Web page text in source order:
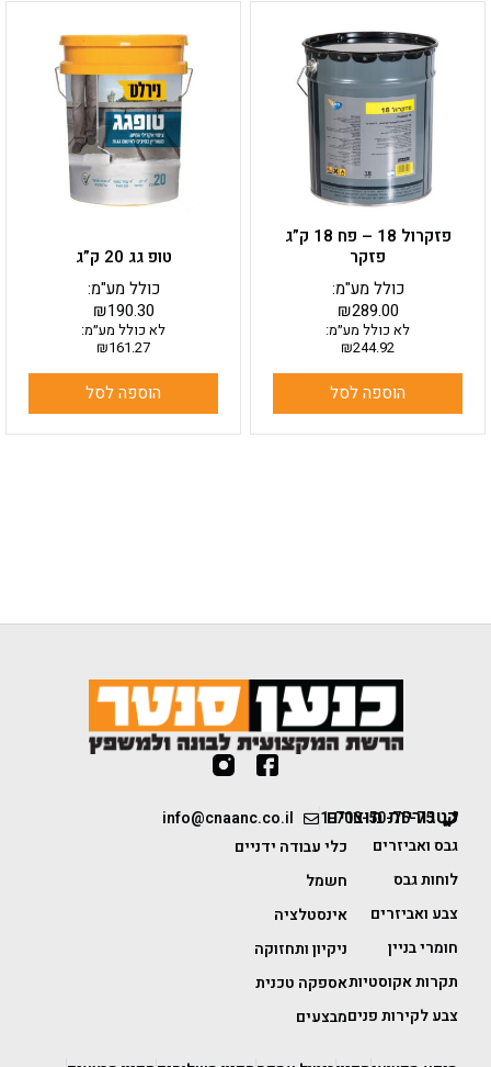
פזקרול 18 – פח 18 ק”ג
פזקר
₪289.00
כולל מע"מ:
לא כולל מע״מ:
₪244.92
הוספה לסל
טופ גג 20 ק”ג
₪190.30
כולל מע"מ:
לא כולל מע״מ:
₪161.27
הוספה לסל
1-700-50-75-75
info@cnaanc.co.il קטגוריות מוצרים
גבס ואביזרים
לוחות גבס
צבע ואביזרים
חומרי בניין
תקרות אקוסטיות
צבע לקירות פנים
כלי עבודה ידניים
חשמל
אינסטלציה
ניקיון ותחזוקה
אספקה טכנית
מבצעים